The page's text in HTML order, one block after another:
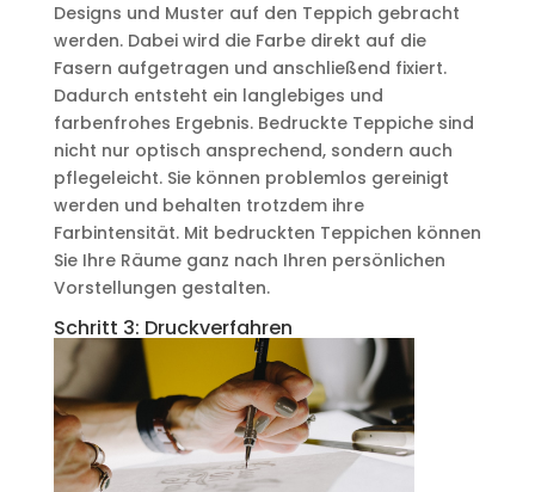
Designs und Muster auf den Teppich gebracht
werden. Dabei wird die Farbe direkt auf die
Fasern aufgetragen und anschließend fixiert.
Dadurch entsteht ein langlebiges und
farbenfrohes Ergebnis. Bedruckte Teppiche sind
nicht nur optisch ansprechend, sondern auch
pflegeleicht. Sie können problemlos gereinigt
werden und behalten trotzdem ihre
Farbintensität. Mit bedruckten Teppichen können
Sie Ihre Räume ganz nach Ihren persönlichen
Vorstellungen gestalten.
Schritt 3: Druckverfahren